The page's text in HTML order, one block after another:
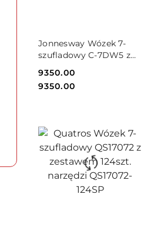
Jonnesway Wózek 7-
szufladowy C-7DW5 z
narzędzi C-7DW5-295SV
Cena:
9350.00
Cena:
9350.00
DO KOSZYKA